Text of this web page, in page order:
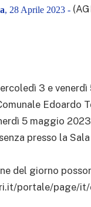
, 28 Aprile 2023 -
3 e
Edoardo
5 maggio
presso la
del giorno
portale/page/